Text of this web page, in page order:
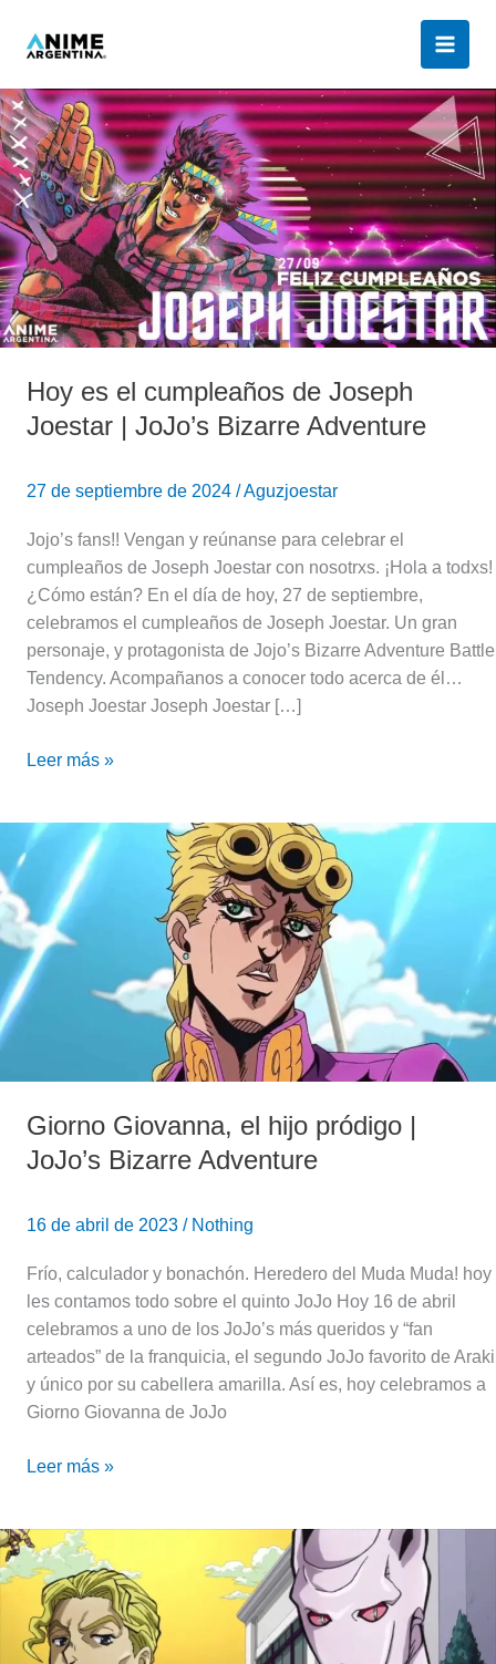
Hoy es el cumpleaños de Joseph
Joestar | JoJo’s Bizarre Adventure
27 de septiembre de 2024 /Aguzjoestar
Jojo’s fans!! Vengan y reúnanse para celebrar el
cumpleaños de Joseph Joestar con nosotrxs. ¡Hola a todxs!
¿Cómo están? En el día de hoy, 27 de septiembre,
celebramos el cumpleaños de Joseph Joestar. Un gran
personaje, y protagonista de Jojo’s Bizarre Adventure Battle
Tendency. Acompañanos a conocer todo acerca de él…
Joseph Joestar Joseph Joestar […]
Hoy
es
el
cumpleaños
de
Joseph
Joestar
|
JoJo’s
Bizarre
Adventure
Leer más »
Giorno Giovanna, el hijo pródigo |
JoJo’s Bizarre Adventure
16 de abril de 2023 / Nothing
Frío, calculador y bonachón. Heredero del Muda Muda! hoy
les contamos todo sobre el quinto JoJo Hoy 16 de abril
celebramos a uno de los JoJo’s más queridos y “fan
arteados” de la franquicia, el segundo JoJo favorito de Araki
y único por su cabellera amarilla. Así es, hoy celebramos a
Giorno Giovanna de JoJo
Giorno
Giovanna,
hijo
pródigo
|
JoJo’s
Leer más »
El
asesino
de
Morioh,
Kira